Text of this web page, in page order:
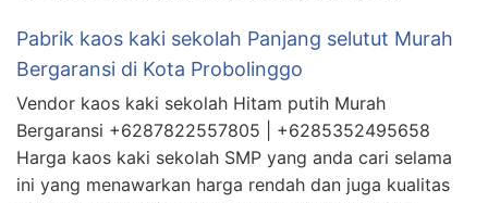
Pabrik kaos kaki sekolah Panjang selutut Murah
Bergaransi di Kota Probolinggo
Vendor kaos kaki sekolah Hitam putih Murah
Bergaransi +6287822557805 | +6285352495658
Harga kaos kaki sekolah SMP yang anda cari selama
ini yang menawarkan harga rendah dan juga kualitas